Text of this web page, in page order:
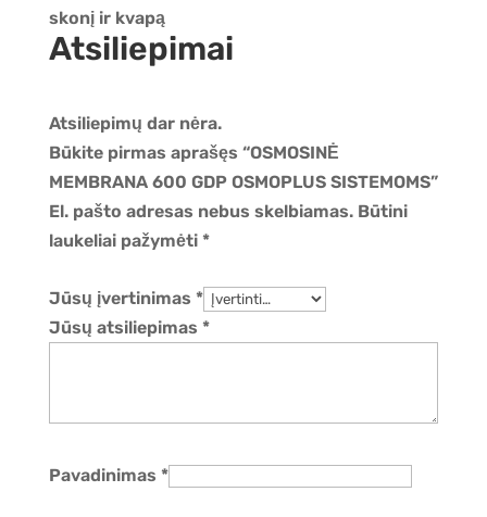
skonį ir kvapą
Atsiliepimai
Atsiliepimų dar nėra.
Būkite pirmas aprašęs “OSMOSINĖ
MEMBRANA 600 GDP OSMOPLUS SISTEMOMS”
El. pašto adresas nebus skelbiamas. Būtini
laukeliai pažymėti *
Jūsų įvertinimas *
Jūsų atsiliepimas *
Pavadinimas *